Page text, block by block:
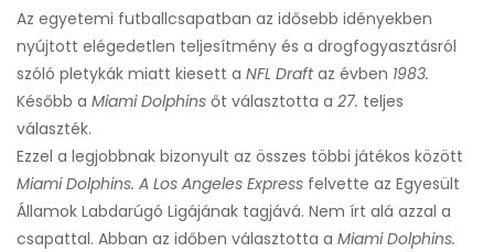
Az egyetemi futballcsapatban az idősebb idényekben
nyújtott elégedetlen teljesítmény és a drogfogyasztásról
szóló pletykák miatt kiesett a NFL Draftaz évben 1983.
Később a Miami Dolphins őt választotta a 27. teljes
választék.
Ezzel a legjobbnak bizonyult az összes többi játékos között
Miami Dolphins. A Los Angeles Express felvette az Egyesült
Államok Labdarúgó Ligájának tagjává. Nem írt alá azzal a
csapattal. Abban az időben választotta a Miami Dolphins.